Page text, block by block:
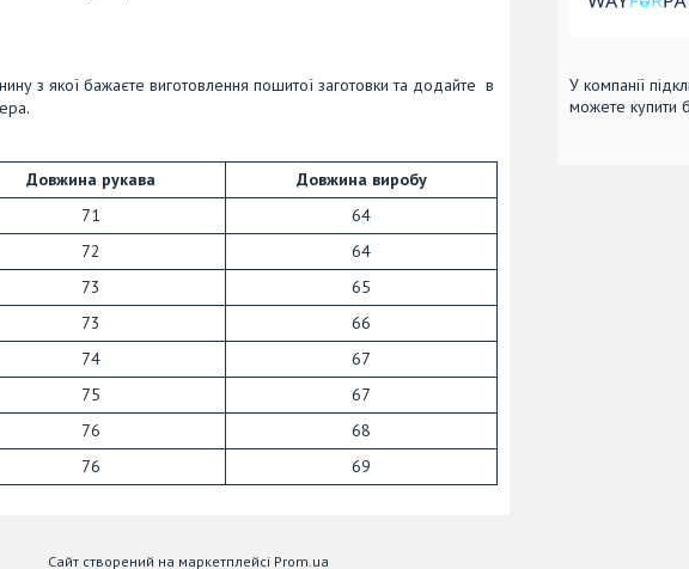
з якої бажаєте виготовлення пошитої заготовки та додайте в
Довжина рукава
Довжина виробу
71
64
72
64
73
65
73
66
74
67
75
67
76
68
76 69
У компанії
можете купити
Сайт створений на маркетплейсі Prom.ua